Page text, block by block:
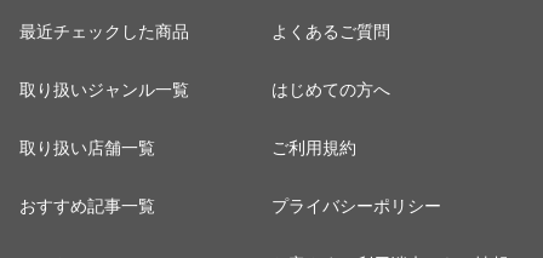
最近チェックした商品
取り扱いジャンル一覧
取り扱い店舗一覧
おすすめ記事一覧
よくあるご質問
はじめての方へ
ご利用規約
プライバシーポリシー